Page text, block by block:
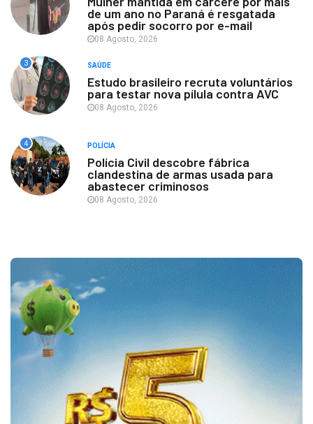
de um ano no Paraná é resgatada
após pedir socorro por e-mail
08 Agosto, 2026
3 SAÚDE
Estudo brasileiro recruta voluntários
para testar nova pílula contra AVC
08 Agosto, 2026
4 POLÍCIA
Polícia Civil descobre fábrica
clandestina de armas usada para
abastecer criminosos
08 Agosto, 2026